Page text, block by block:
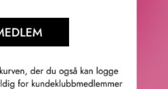
BOBBI BROWN
EXTRA PLUMP LIP SERUM
DUO 2 X 6 ML